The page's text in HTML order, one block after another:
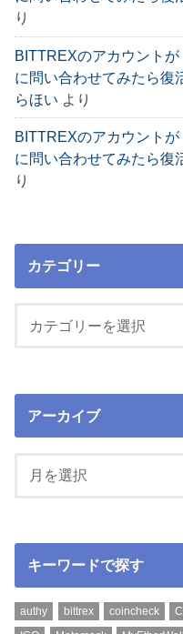
り
BITTREXのアカウント
に問い合わせてみたら復
らほい より
BITTREXのアカウント
に問い合わせてみたら復
り
カテゴリー
アーカイブ
キーワードで探す
authy bittrex coincheck